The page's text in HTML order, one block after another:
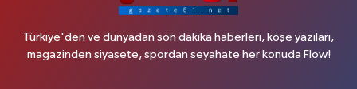
Türkiye'den ve dünyadan son dakika haberleri, köşe yazıları,
magazinden siyasete, spordan seyahate her konuda Flow!